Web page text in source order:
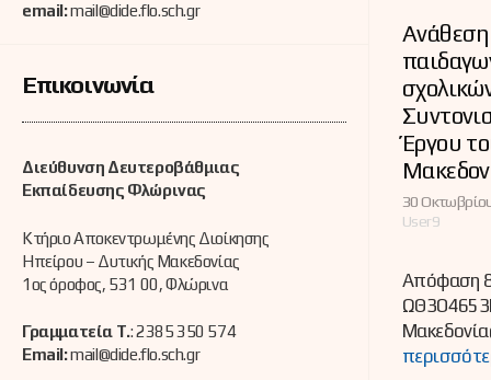
Ανάθεση
Έργου
30
User9
Απόφαση
email:mail@dide.flo.sch.gr
Επικοινωνία
Διεύθυνση Δευτεροβάθμιας
Εκπαίδευσης Φλώρινας
Κτήριο Αποκεντρωμένης Διοίκησης
Ηπείρου – Δυτικής Μακεδονίας
1ος όροφος, 531 00, Φλώρινα
Γραμματεία Τ.: 2385 350 574
Email:mail@dide.flo.sch.gr